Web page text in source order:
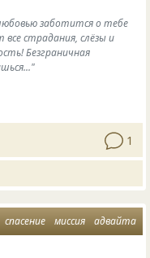
заботится о тебе
страдания, слёзы и
Безграничная
1
спасение миссия адвайта